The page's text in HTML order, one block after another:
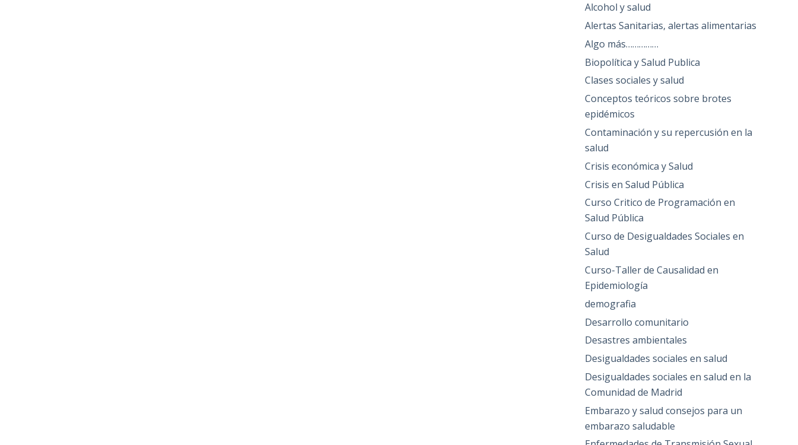
Alcohol y salud
Alertas Sanitarias, alertas alimentarias
Algo más……………
Biopolítica y Salud Publica
Clases sociales y salud
Conceptos teóricos sobre brotes
epidémicos
Contaminación y su repercusión en la
salud
Crisis económica y Salud
Crisis en Salud Pública
Curso Critico de Programación en
Salud Pública
Curso de Desigualdades Sociales en
Salud
Curso-Taller de Causalidad en
Epidemiología
demografia
Desarrollo comunitario
Desastres ambientales
Desigualdades sociales en salud
Desigualdades sociales en salud en la
Comunidad de Madrid
Embarazo y salud consejos para un
embarazo saludable